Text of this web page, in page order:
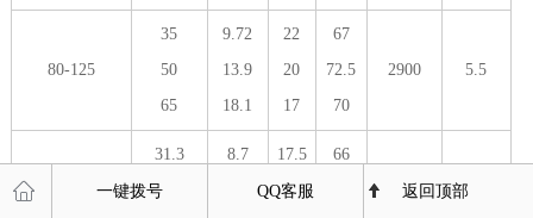
80-125
35
50
65
9.72
13.9
18.1
22
20
17
67
72.5
70
2900 5.5
80-125A
31.3
45
8.7
17.5
16
66
2900
一键拨号 QQ客服 返回顶部